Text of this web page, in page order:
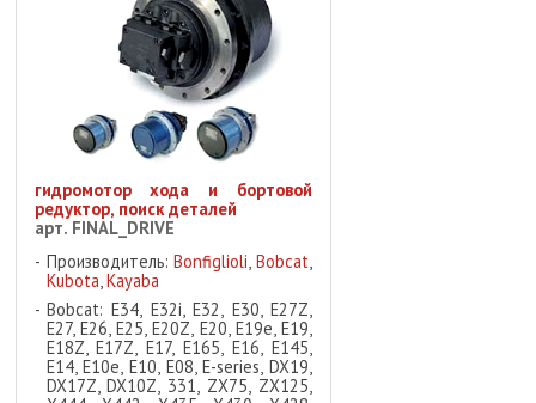
гидромотор хода и бортовой
редуктор, поиск деталей
арт. FINAL_DRIVE
Производитель:Bonfiglioli, Bobcat,
Kubota,Kayaba
Bobcat: E34, E32i, E32, E30, E27Z,
E27, E26, E25, E20Z, E20, E19e, E19,
E18Z, E17Z, E17, E165, E16, E145,
E14, E10e, E10, E08, E-series, DX19,
DX17Z, DX10Z, 331, ZX75, ZX125,